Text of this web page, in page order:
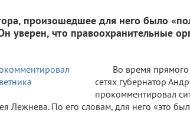
произошедшее для него было
уверен, что правоохранительные
Во время
сетях губернатор
прокомментировал
Лежнева. По его словам, для него «это